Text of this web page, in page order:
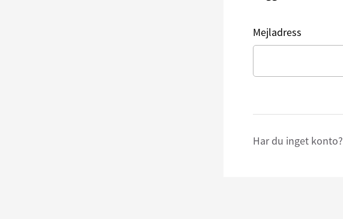
Mejladress
Har du inget konto?